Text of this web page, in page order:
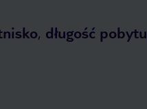
, długość pobytu